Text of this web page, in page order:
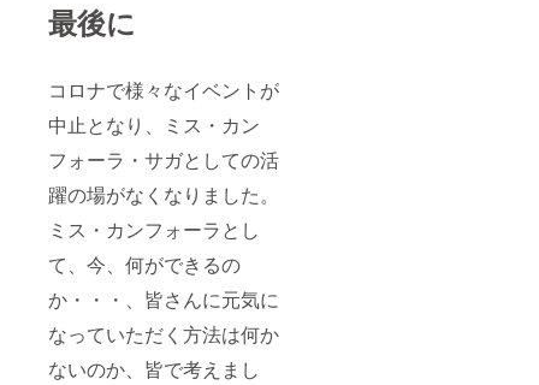
最後に
コロナで様々なイベントが
中止となり、ミス・カン
フォーラ・サガとしての活
躍の場がなくなりました。
ミス・カンフォーラとし
て、今、何ができるの
か・・・、皆さんに元気に
なっていただく方法は何か
ないのか、皆で考えまし